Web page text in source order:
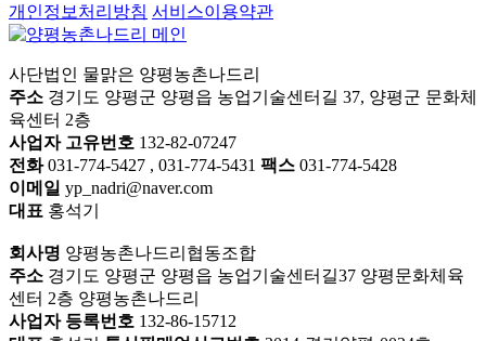
개인정보처리방침 서비스이용약관
사단법인 물맑은 양평농촌나드리
주소 경기도 양평군 양평읍 농업기술센터길 37, 양평군 문화체
육센터 2층
사업자 고유번호 132-82-07247
전화031-774-5427 , 031-774-5431 팩스 031-774-5428
이메일 yp_nadri@naver.com
대표 홍석기
회사명 양평농촌나드리협동조합
주소 경기도 양평군 양평읍 농업기술센터길37 양평문화체육
센터 2층 양평농촌나드리
사업자 등록번호 132-86-15712